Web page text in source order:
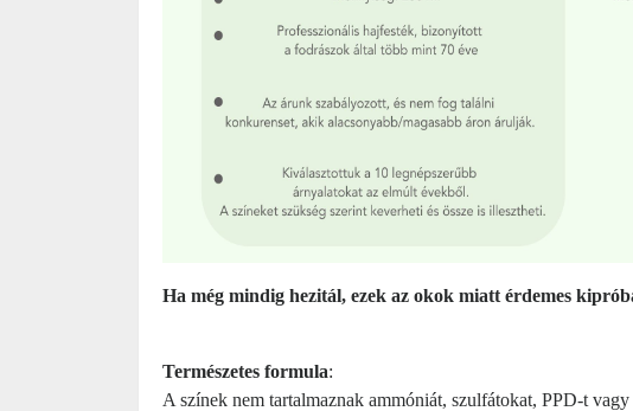
Ha még mindig hezitál, ezek az okok miatt érdemes
Természetes formula:
A színek nem tartalmaznak ammóniát, szulfátokat, PPD-t